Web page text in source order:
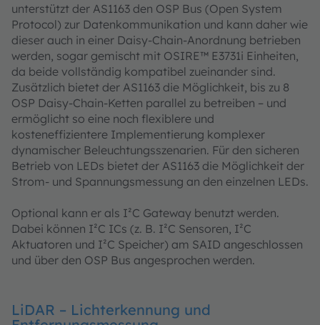
unterstützt der AS1163 den OSP Bus (Open System
Protocol) zur Datenkommunikation und kann daher wie
dieser auch in einer Daisy-Chain-Anordnung betrieben
werden, sogar gemischt mit OSIRE™ E3731i Einheiten,
da beide vollständig kompatibel zueinander sind.
Zusätzlich bietet der AS1163 die Möglichkeit, bis zu 8
OSP Daisy-Chain-Ketten parallel zu betreiben – und
ermöglicht so eine noch flexiblere und
kosteneffizientere Implementierung komplexer
dynamischer Beleuchtungsszenarien. Für den sicheren
Betrieb von LEDs bietet der AS1163 die Möglichkeit der
Strom- und Spannungsmessung an den einzelnen LEDs.
Optional kann er als I²C Gateway benutzt werden.
Dabei können I²C ICs (z. B. I²C Sensoren, I²C
Aktuatoren und I²C Speicher) am SAID angeschlossen
und über den OSP Bus angesprochen werden.
LiDAR – Lichterkennung und